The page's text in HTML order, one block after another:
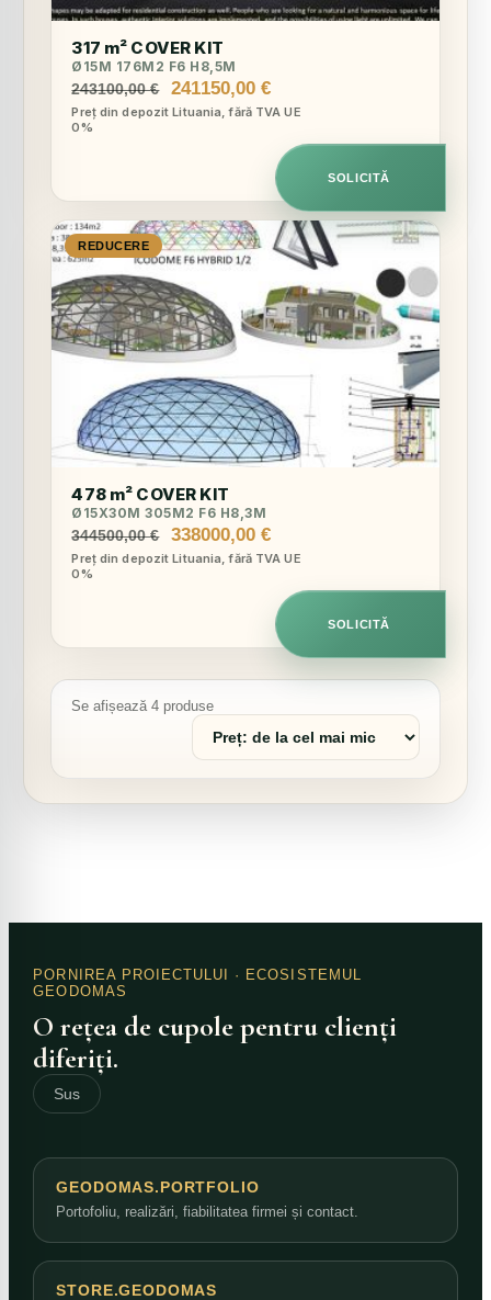
317 m² COVER KIT
Ø15M 176M2 F6 H8,5M
243100,00€
Prețul
inițial
243100,00 €.
241150,00€Prețul
curent
241150,00 €.
Preț din depozit Lituania, fără TVA UE
0%
SOLICITĂ
REDUCERE
478 m² COVER KIT
Ø15X30M 305M2 F6 H8,3M
344500,00€
Prețul
inițial
344500,00 €.
338000,00€Prețul
curent
338000,00 €.
Preț din depozit Lituania, fără TVA UE
0%
SOLICITĂ
Se afișează 4 produse
Sortează
produsele
PORNIREA PROIECTULUI
· ECOSISTEMUL
GEODOMAS
O rețea de cupole pentru clienți
diferiți.
Sus
GEODOMAS.PORTFOLIO
Portofoliu, realizări, fiabilitatea firmei și contact.
STORE.GEODOMAS